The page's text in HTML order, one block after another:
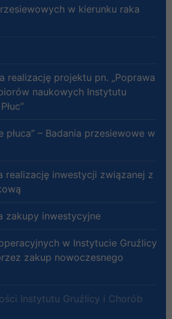
w kierunku raka
realizację projektu pn. „Poprawa
naukowych Instytutu
płuca” – Badania przesiewowe w
realizację inwestycji związanej z
zakupy inwestycyjne
w Instytucie Gruźlicy
zakup nowoczesnego
Instytutu Gruźlicy i Chorób